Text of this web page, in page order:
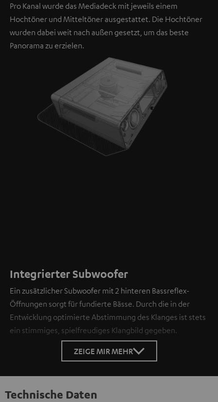
Pro Kanal wurde das Mediadeck mit jeweils einem
Hochtöner und Mitteltöner ausgestattet. Die Hochtöner
wurden dabei weit nach außen gesetzt, um das beste
Panorama zu erzielen.
Integrierter Subwoofer
Ein zusätzlicher Subwoofer mit 2 hinteren Bassreflex-
Öffnungen sorgt für fundierte Bässe. Durch die in der
Entwicklung optimierte Abstimmung des Klanges ist stets
ein stimmiges, spielfreudiges Klangbild gegeben.
ZEIGE MIR MEHR
Technische Daten